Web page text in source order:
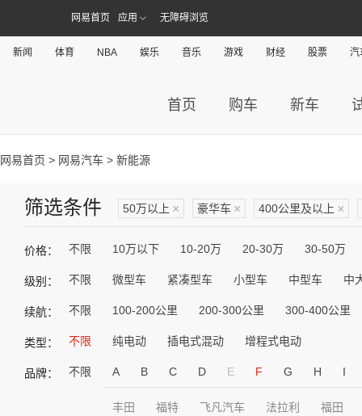
网易首页 应用 无障碍浏览
新闻 体育 NBA 娱乐 音乐 游戏 财经 股票 汽
首页 购车 新车
网易首页 > 网易汽车 > 新能源
筛选条件 50万以上 × 豪华车 × 400公里及以上 ×
价格： 不限 10万以下 10-20万 20-30万 30-50万
级别： 不限 微型车 紧凑型车 小型车 中型车 中
续航： 不限 100-200公里 200-300公里 300-400公里
类型： 不限 纯电动 插电式混动 增程式电动
品牌： 不限 A B C D E F G H I
丰田 福特 飞凡汽车 法拉利 福田